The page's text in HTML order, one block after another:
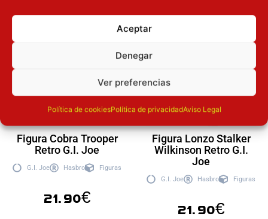
Aceptar
Denegar
Ver preferencias
Política de cookiesPolítica de privacidadAviso Legal
Figura Cobra Trooper
Retro G.I. Joe
G.I. Joe Hasbro Figuras
21.90€
Figura Lonzo Stalker
Wilkinson Retro G.I.
Joe
G.I. Joe Hasbro Figuras
21.90€